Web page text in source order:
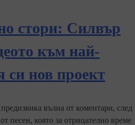
стори: Силвър
към най-
си нов проект
вълна от коментари, след
песен, която за отрицателно време